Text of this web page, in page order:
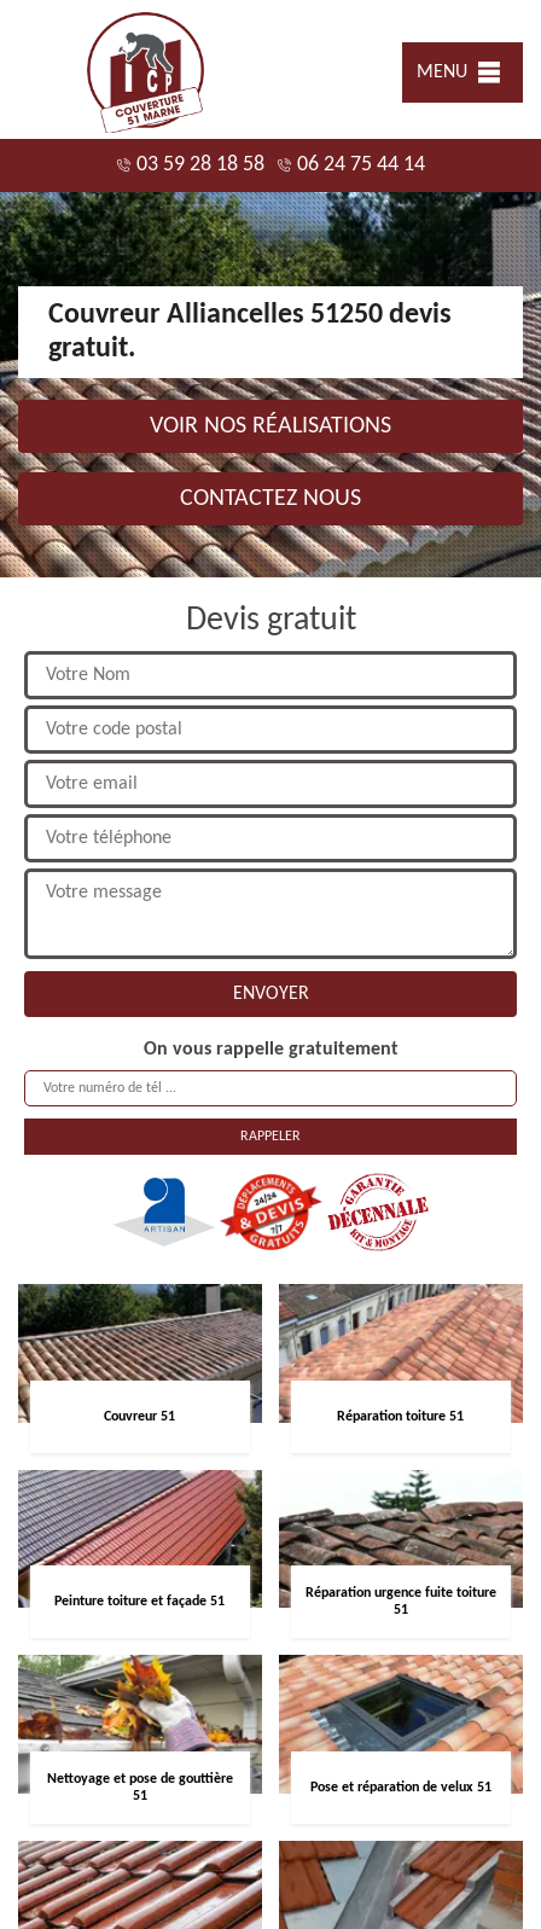
MENU
03 59 28 18 58 06 24 75 44 14
Couvreur Alliancelles 51250 devis
gratuit.
VOIR NOS RÉALISATIONS
CONTACTEZ NOUS
Devis gratuit
On vous rappelle gratuitement
Couvreur 51 Réparation toiture 51
Peinture toiture et façade 51
Réparation urgence fuite toiture
51
Nettoyage et pose de gouttière
51
Pose et réparation de velux 51